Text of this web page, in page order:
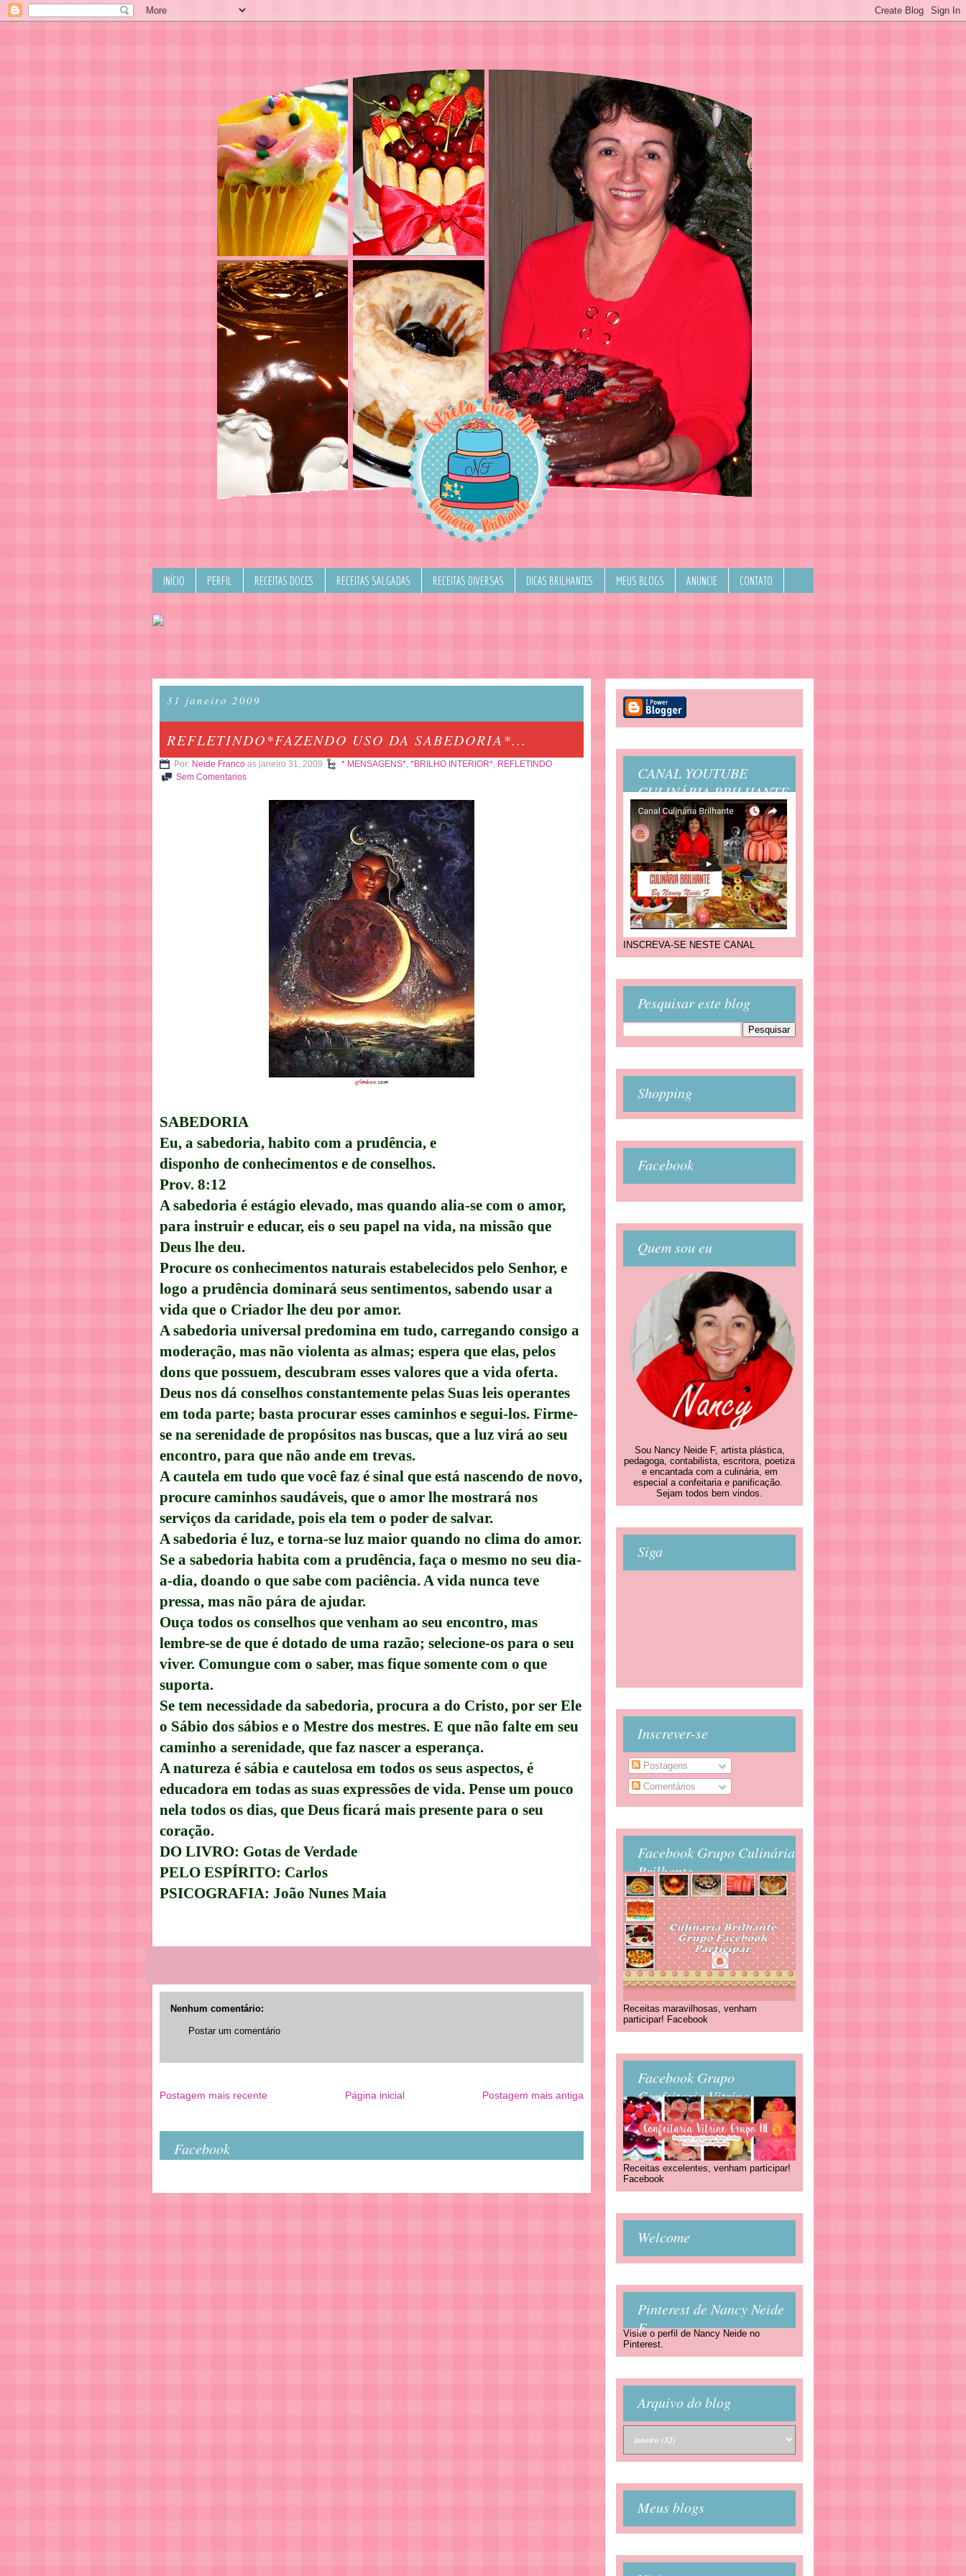
INÍCIO PERFIL RECEITAS DOCES RECEITAS SALGADAS RECEITAS DIVERSAS DICAS BRILHANTES MEUS BLOGS ANUNCIE CONTATO
31 janeiro 2009
REFLETINDO*FAZENDO USO DA SABEDORIA*...
Por: Neide Franco as janeiro 31, 2009 * MENSAGENS*, *BRILHO INTERIOR*, REFLETINDO
Sem Comentarios
SABEDORIA
Eu, a sabedoria, habito com a prudência, e
disponho de conhecimentos e de conselhos.
Prov. 8:12
A sabedoria é estágio elevado, mas quando alia-se com o amor,
para instruir e educar, eis o seu papel na vida, na missão que
Deus lhe deu.
Procure os conhecimentos naturais estabelecidos pelo Senhor, e
logo a prudência dominará seus sentimentos, sabendo usar a
vida que o Criador lhe deu por amor.
A sabedoria universal predomina em tudo, carregando consigo a
moderação, mas não violenta as almas; espera que elas, pelos
dons que possuem, descubram esses valores que a vida oferta.
Deus nos dá conselhos constantemente pelas Suas leis operantes
em toda parte; basta procurar esses caminhos e segui-los. Firme-
se na serenidade de propósitos nas buscas, que a luz virá ao seu
encontro, para que não ande em trevas.
A cautela em tudo que você faz é sinal que está nascendo de novo,
procure caminhos saudáveis, que o amor lhe mostrará nos
serviços da caridade, pois ela tem o poder de salvar.
A sabedoria é luz, e torna-se luz maior quando no clima do amor.
Se a sabedoria habita com a prudência, faça o mesmo no seu dia-
a-dia, doando o que sabe com paciência. A vida nunca teve
pressa, mas não pára de ajudar.
Ouça todos os conselhos que venham ao seu encontro, mas
lembre-se de que é dotado de uma razão; selecione-os para o seu
viver. Comungue com o saber, mas fique somente com o que
suporta.
Se tem necessidade da sabedoria, procura a do Cristo, por ser Ele
o Sábio dos sábios e o Mestre dos mestres. E que não falte em seu
caminho a serenidade, que faz nascer a esperança.
A natureza é sábia e cautelosa em todos os seus aspectos, é
educadora em todas as suas expressões de vida. Pense um pouco
nela todos os dias, que Deus ficará mais presente para o seu
coração.
DO LIVRO: Gotas de Verdade
PELO ESPÍRITO: Carlos
PSICOGRAFIA: João Nunes Maia
Nenhum comentário:
Postar um comentário
Postagem mais recente Postagem mais antiga
Página inicial
Facebook
CANAL YOUTUBE
CULINÁRIA BRILHANTE
INSCREVA-SE NESTE CANAL
Pesquisar este blog
Shopping
Facebook
Quem sou eu
Sou Nancy Neide F, artista plástica,
pedagoga, contabilista, escritora, poetiza
e encantada com a culinária, em
especial a confeitaria e panificação.
Sejam todos bem vindos.
Siga
Inscrever-se
Postagens
Comentários
Facebook Grupo Culinária
Brilhante
Receitas maravilhosas, venham
participar! Facebook
Facebook Grupo
Confeitaria Vitrine
Receitas excelentes, venham participar!
Facebook
Welcome
Pinterest de Nancy Neide
F
Visite o perfil de Nancy Neide no
Pinterest.
Arquivo do blog
Meus blogs